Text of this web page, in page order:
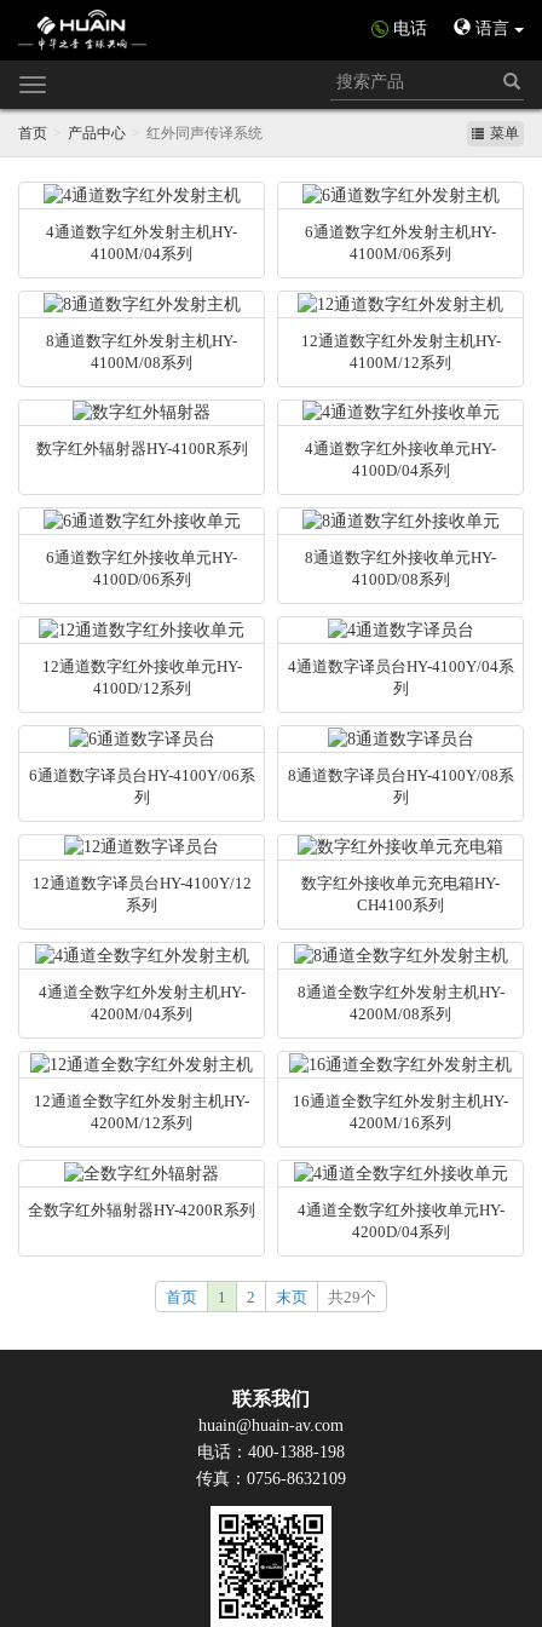
电话 语言
Toggle
navigation
首页 产品中心 红外同声传译系统 菜单
4通道数字红外发射主机HY-
4100M/04系列
6通道数字红外发射主机HY-
4100M/06系列
8通道数字红外发射主机HY-
4100M/08系列
12通道数字红外发射主机HY-
4100M/12系列
数字红外辐射器HY-4100R系列
4通道数字红外接收单元HY-
4100D/04系列
6通道数字红外接收单元HY-
4100D/06系列
8通道数字红外接收单元HY-
4100D/08系列
12通道数字红外接收单元HY-
4100D/12系列
4通道数字译员台HY-4100Y/04系
列
6通道数字译员台HY-4100Y/06系
列
8通道数字译员台HY-4100Y/08系
列
12通道数字译员台HY-4100Y/12
系列
数字红外接收单元充电箱HY-
CH4100系列
4通道全数字红外发射主机HY-
4200M/04系列
8通道全数字红外发射主机HY-
4200M/08系列
12通道全数字红外发射主机HY-
4200M/12系列
16通道全数字红外发射主机HY-
4200M/16系列
全数字红外辐射器HY-4200R系列
4通道全数字红外接收单元HY-
4200D/04系列
首页 1 2 末页 共29个
联系我们
huain@huain-av.com
电话：400-1388-198
传真：0756-8632109